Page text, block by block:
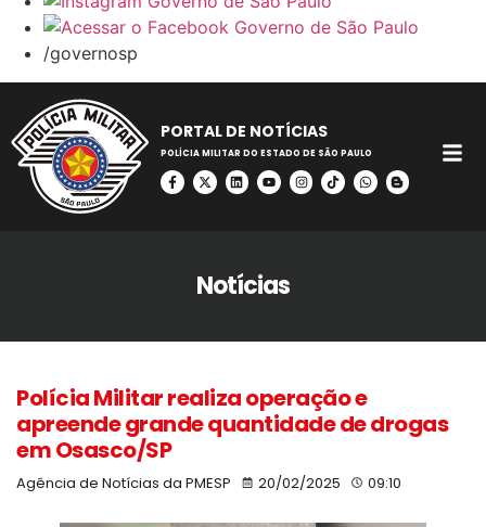
/governosp
PORTAL DE NOTÍCIAS
POLÍCIA MILITAR DO ESTADO DE SÃO PAULO
Notícias
Polícia Militar realiza operação e
apreende grande quantidade de drogas
em Osasco/SP
Agência de Notícias da PMESP 20/02/2025 09:10